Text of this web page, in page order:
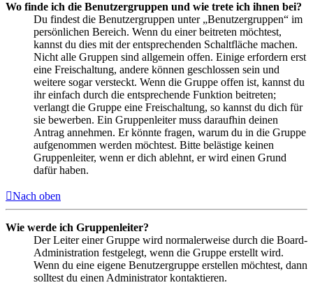
Wo finde ich die Benutzergruppen und wie trete ich ihnen bei?
Du findest die Benutzergruppen unter „Benutzergruppen“ im
persönlichen Bereich. Wenn du einer beitreten möchtest,
kannst du dies mit der entsprechenden Schaltfläche machen.
Nicht alle Gruppen sind allgemein offen. Einige erfordern erst
eine Freischaltung, andere können geschlossen sein und
weitere sogar versteckt. Wenn die Gruppe offen ist, kannst du
ihr einfach durch die entsprechende Funktion beitreten;
verlangt die Gruppe eine Freischaltung, so kannst du dich für
sie bewerben. Ein Gruppenleiter muss daraufhin deinen
Antrag annehmen. Er könnte fragen, warum du in die Gruppe
aufgenommen werden möchtest. Bitte belästige keinen
Gruppenleiter, wenn er dich ablehnt, er wird einen Grund
dafür haben.
Nach oben
Wie werde ich Gruppenleiter?
Der Leiter einer Gruppe wird normalerweise durch die Board-
Administration festgelegt, wenn die Gruppe erstellt wird.
Wenn du eine eigene Benutzergruppe erstellen möchtest, dann
solltest du einen Administrator kontaktieren.